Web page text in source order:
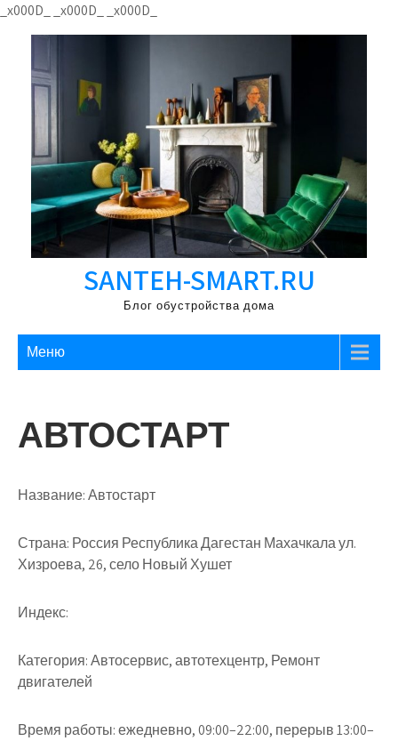
_x000D_ _x000D_ _x000D_
к
SANTEH-SMART.RU
Блог обустройства дома
Меню
АВТОСТАРТ
Название:Автостарт
Страна: Россия Республика Дагестан Махачкала ул.
Хизроева, 26, село Новый Хушет
Индекс:
Категория:Автосервис, автотехцентр, Ремонт
двигателей
Время работы:ежедневно, 09:00–22:00, перерыв 13:00–